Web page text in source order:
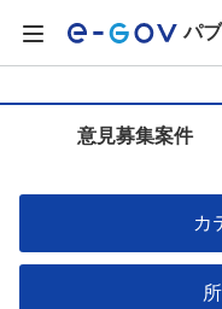
パ
意見募集案件
カ